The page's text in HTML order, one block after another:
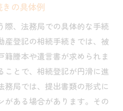
項一覧
るためのチェックリスト
口の活用法
くべきこと
の流れ
での手続きミス
の具体例
際、法務局での具体的な手続
産登記の相続手続きでは、被
謄本や遺言書が求められま
ことで、相続登記が円滑に進
務局では、提出書類の形式に
がある場合があります。その